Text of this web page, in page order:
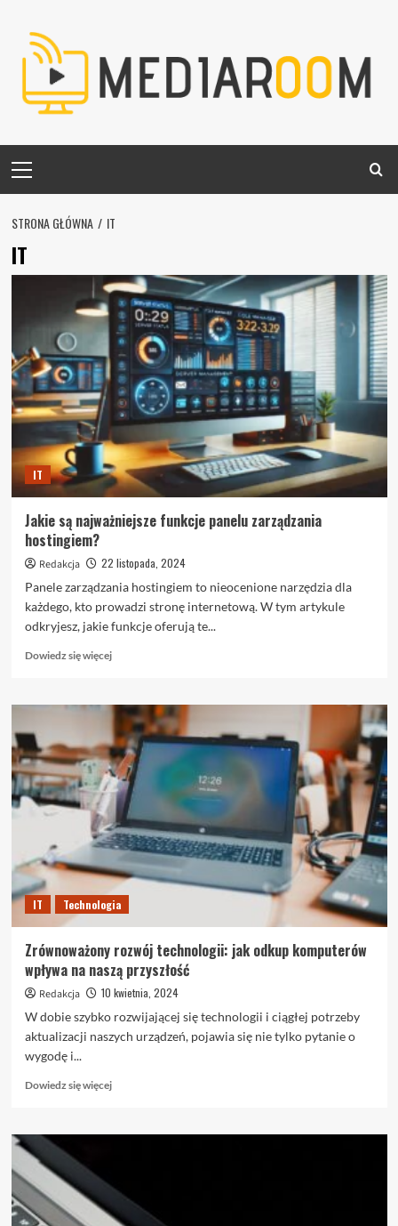
content
Menu
STRONA GŁÓWNA IT
IT
IT
Jakie są najważniejsze funkcje panelu zarządzania
hostingiem?
Redakcja
22 listopada, 2024
Panele zarządzania hostingiem to nieocenione narzędzia dla
każdego, kto prowadzi stronę internetową. W tym artykule
odkryjesz, jakie funkcje oferują te...
Dowiedz się więcejDowiedz
o
Jakie
są
najważniejsze
funkcje
panelu
zarządzania
hostingiem?
IT Technologia
Zrównoważony rozwój technologii: jak odkup komputerów
wpływa na naszą przyszłość
Redakcja
10 kwietnia, 2024
W dobie szybko rozwijającej się technologii i ciągłej potrzeby
aktualizacji naszych urządzeń, pojawia się nie tylko pytanie o
wygodę i...
Dowiedz się więcejDowiedz
o
technologii:
jak
odkup